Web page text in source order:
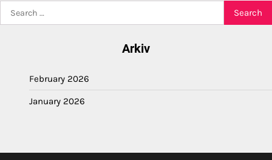
for:
Arkiv
February 2026
January 2026